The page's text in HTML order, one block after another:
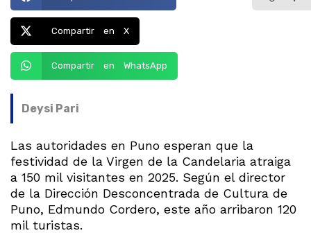
Compartir en X
Compartir en WhatsApp
Deysi Pari
Las autoridades en Puno esperan que la
festividad de la Virgen de la Candelaria atraiga
a 150 mil visitantes en 2025. Según el director
de la Dirección Desconcentrada de Cultura de
Puno, Edmundo Cordero, este año arribaron 120
mil turistas.